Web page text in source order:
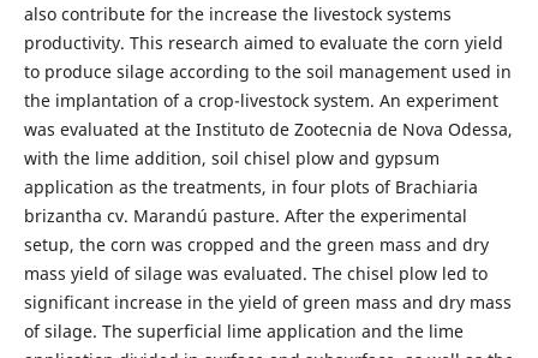
also contribute for the increase the livestock systems
productivity. This research aimed to evaluate the corn yield
to produce silage according to the soil management used in
the implantation of a crop-livestock system. An experiment
was evaluated at the Instituto de Zootecnia de Nova Odessa,
with the lime addition, soil chisel plow and gypsum
application as the treatments, in four plots of Brachiaria
brizantha cv. Marandú pasture. After the experimental
setup, the corn was cropped and the green mass and dry
mass yield of silage was evaluated. The chisel plow led to
significant increase in the yield of green mass and dry mass
of silage. The superficial lime application and the lime